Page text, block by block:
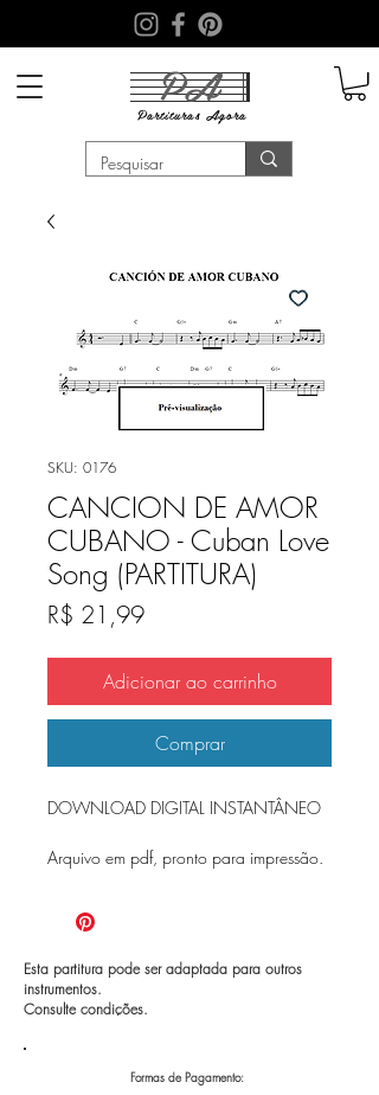
PA
Partituras Agora
SKU: 0176
CANCION DE AMOR
CUBANO - Cuban Love
Song (PARTITURA)
R$ 21,99Preço
Adicionar ao carrinho
Comprar
DOWNLOAD DIGITAL INSTANTÂNEO
Arquivo em pdf, pronto para impressão.
Esta partitura pode ser adaptada para outros
instrumentos.
Consulte condições.
Formas de Pagamento: